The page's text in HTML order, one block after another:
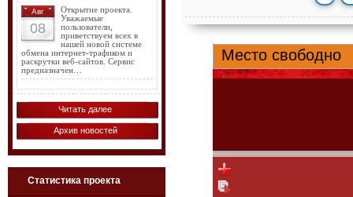
Авг
08
Открытие проекта.
Уважаемые
пользователи,
приветствуем всех в
нашей новой системе
обмена интернет-трафиком и
раскрутки веб-сайтов. Сервис
предназначен…
Читать далее
Архив новостей
Статистика проекта